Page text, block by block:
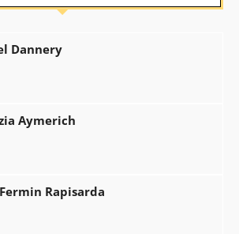
Dannery
Aymerich
Rapisarda